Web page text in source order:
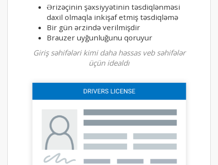
Ərizəçinin şəxsiyyətinin təsdiqlənməsi
daxil olmaqla inkişaf etmiş təsdiqləmə
Bir gün ərzində verilmişdir
Brauzer uyğunluğunu qoruyur
Giriş səhifələri kimi daha həssas veb səhifələr
üçün idealdı